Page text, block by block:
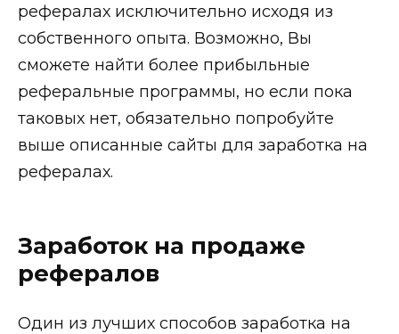
рефералах исключительно исходя из
собственного опыта. Возможно, Вы
сможете найти более прибыльные
реферальные программы, но если пока
таковых нет, обязательно попробуйте
выше описанные сайты для заработка на
рефералах.
Заработок на продаже
рефералов
Один из лучших способов заработка на